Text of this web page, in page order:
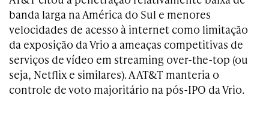
banda larga na América do Sul e menores
velocidades de acesso à internet como limitação
da exposição da Vrio a ameaças competitivas de
serviços de vídeo em streaming over-the-top (ou
seja, Netflix e similares). A AT&T manteria o
controle de voto majoritário na pós-IPO da Vrio.